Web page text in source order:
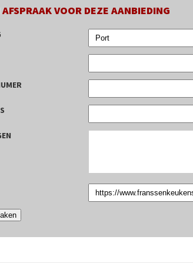
VOOR DEZE AANBIEDING